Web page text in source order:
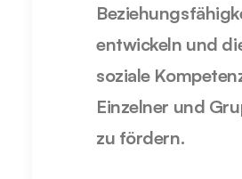
entwickeln und
soziale
Einzelner und
zu fördern.